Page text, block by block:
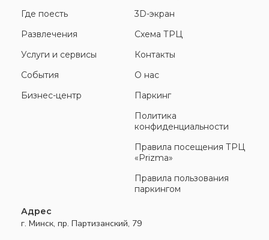
Где поесть
Развлечения
Услуги и сервисы
События
Бизнес-центр
3D-экран
Схема ТРЦ
Контакты
О нас
Паркинг
Политика
конфиденциальности
Правила посещения ТРЦ
«Prizma»
Правила пользования
паркингом
Адрес
г. Минск, пр. Партизанский, 79